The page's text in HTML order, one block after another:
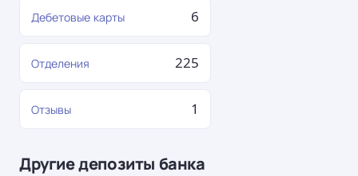
Дебетовые карты 6
Отделения 225
Отзывы 1
Другие депозиты банка